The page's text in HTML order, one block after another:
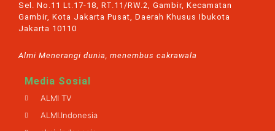
Sel. No.11 Lt.17-18, RT.11/RW.2, Gambir, Kecamatan
Gambir, Kota Jakarta Pusat, Daerah Khusus Ibukota
Jakarta 10110
Almi Menerangi dunia, menembus cakrawala
Media Sosial
ALMI TV
ALMI.Indonesia